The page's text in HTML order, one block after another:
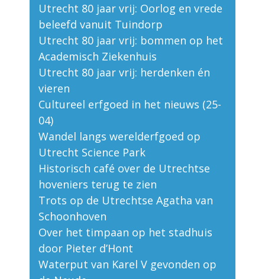
Utrecht 80 jaar vrij: Oorlog en vrede
beleefd vanuit Tuindorp
Utrecht 80 jaar vrij: bommen op het
Academisch Ziekenhuis
Utrecht 80 jaar vrij: herdenken én
vieren
Cultureel erfgoed in het nieuws (25-
04)
Wandel langs werelderfgoed op
Utrecht Science Park
Historisch café over de Utrechtse
hoveniers terug te zien
Trots op de Utrechtse Agatha van
Schoonhoven
Over het timpaan op het stadhuis
door Pieter d’Hont
Waterput van Karel V gevonden op